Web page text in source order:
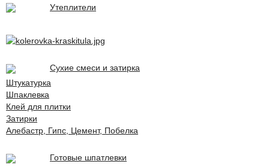
Утеплители
Сухие смеси и затирка
Штукатурка
Шпаклевка
Клей для плитки
Затирки
Алебастр, Гипс, Цемент, Побелка
Готовые шпатлевки